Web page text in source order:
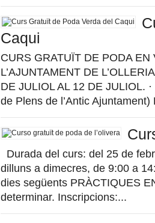
Caqui
CURS GRATUÏT DE PODA
L’AJUNTAMENT DE
DE JULIOL AL 12 DE JULIOL.
de Plens de l’Antic
Durada del curs: del 25 de
dilluns a dimecres, de 9:00 a
dies següents PRÀCTIQUES
determinar. Inscripcions:...